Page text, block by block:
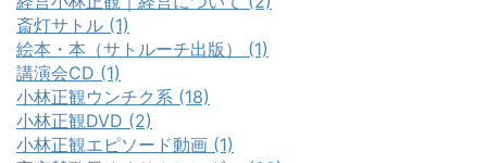
斎灯サトル (1)
絵本・本（サトルーチ出版） (1)
講演会CD (1)
小林正観ウンチク系 (18)
小林正観DVD (2)
小林正観エピソード動画 (1)